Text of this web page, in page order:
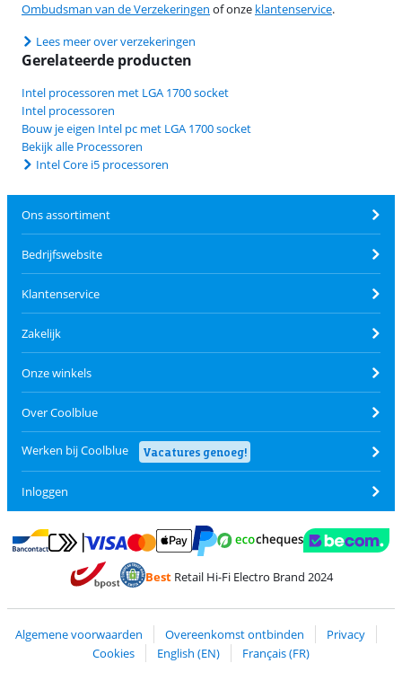
Ombudsman van de Verzekeringen of onze klantenservice.
Lees meer over verzekeringen
Gerelateerde producten
Intel processoren met LGA 1700 socket
Intel processoren
Bouw je eigen Intel pc met LGA 1700 socket
Bekijk alle Processoren
Intel Core i5 processoren
Ons assortiment
Bedrijfswebsite
Klantenservice
Zakelijk
Onze winkels
Over Coolblue
Werken bij Coolblue Vacatures genoeg!
Inloggen
Betalen met Bancontact
Betalen met MasterCard en Visa via ClickToPay
Betalen met PayPal
BestRetail Hi-Fi Electro Brand 2024
Algemene voorwaarden Overeenkomst ontbinden
Privacy
Cookies
English (EN)
Français (FR)